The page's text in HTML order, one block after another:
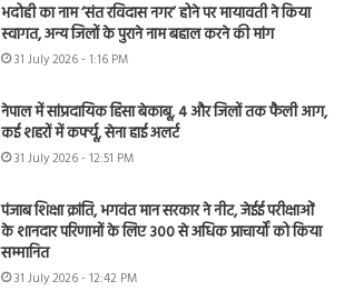
भदोही का नाम ‘संत रविदास नगर’ होने पर मायावती ने किया
स्वागत, अन्य जिलों के पुराने नाम बहाल करने की मांग
31 July 2026 - 1:16 PM
नेपाल में सांप्रदायिक हिंसा बेकाबू, 4 और जिलों तक फैली आग,
कई शहरों में कर्फ्यू, सेना हाई अलर्ट
31 July 2026 - 12:51 PM
पंजाब शिक्षा क्रांति, भगवंत मान सरकार ने नीट, जेईई परीक्षाओं
के शानदार परिणामों के लिए 300 से अधिक प्राचार्यों को किया
सम्मानित
31 July 2026 - 12:42 PM